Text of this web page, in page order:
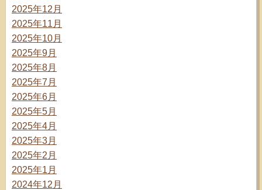
2025年12月
2025年11月
2025年10月
2025年9月
2025年8月
2025年7月
2025年6月
2025年5月
2025年4月
2025年3月
2025年2月
2025年1月
2024年12月